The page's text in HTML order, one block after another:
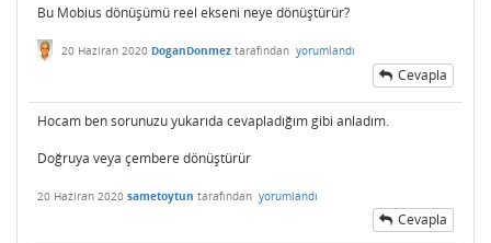
Bu Mobius dönüşümü reel ekseni neye dönüştürür?
20 Haziran 2020 DoganDonmez tarafından yorumlandı
Cevapla
Hocam ben sorunuzu yukarıda cevapladığım gibi anladım.
Doğruya veya çembere dönüştürür
20 Haziran 2020 sametoytun tarafından yorumlandı
Cevapla